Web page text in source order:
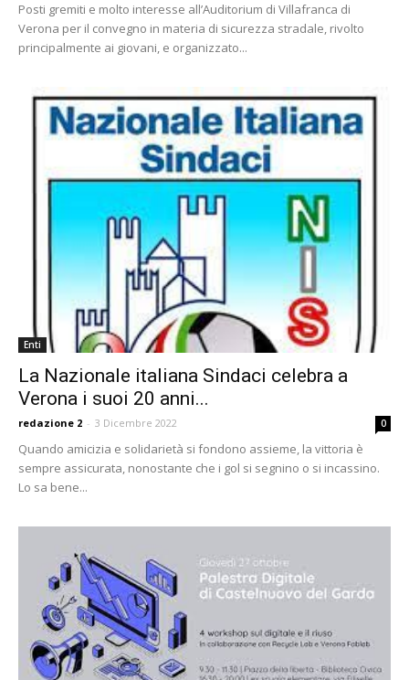
Posti gremiti e molto interesse all’Auditorium di Villafranca di
Verona per il convegno in materia di sicurezza stradale, rivolto
principalmente ai giovani, e organizzato...
Enti
La Nazionale italiana Sindaci celebra a
Verona i suoi 20 anni...
redazione 2 - 3 Dicembre 2022 0
Quando amicizia e solidarietà si fondono assieme, la vittoria è
sempre assicurata, nonostante che i gol si segnino o si incassino.
Lo sa bene...